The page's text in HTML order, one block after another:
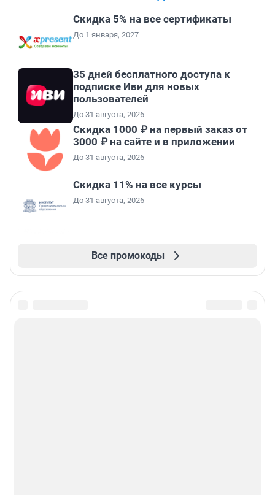
Скидка 5% на все сертификаты
До 1 января, 2027
35 дней бесплатного доступа к
подписке Иви для новых
пользователей
До 31 августа, 2026
Скидка 1000 ₽ на первый заказ от
3000 ₽ на сайте и в приложении
До 31 августа, 2026
Скидка 11% на все курсы
До 31 августа, 2026
Все промокоды